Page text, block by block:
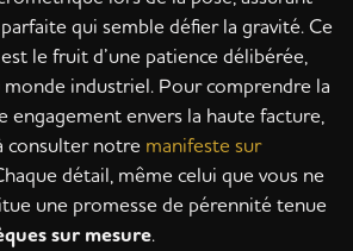
qui semble défier la gravité. Ce
le fruit d’une patience délibérée,
monde industriel. Pour comprendre la
engagement envers la haute facture,
consulter notre manifeste sur
détail, même celui que vous ne
une promesse de pérennité tenue
sur mesure.